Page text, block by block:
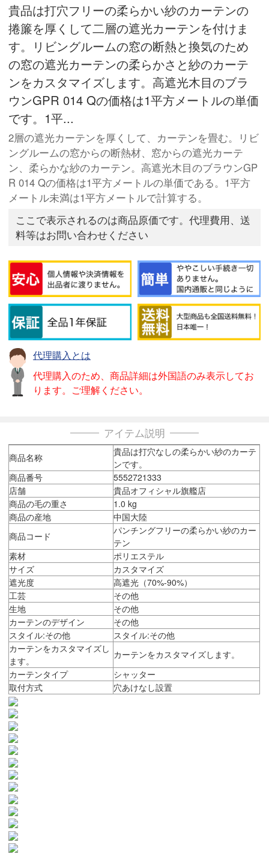
貴品は打穴フリーの柔らかい紗のカーテンの
捲簾を厚くして二層の遮光カーテンを付けま
す。リビングルームの窓の断熱と換気のため
の窓の遮光カーテンの柔らかさと紗のカーテ
ンをカスタマイズします。高遮光木目のブラ
ウンGPR 014 Qの価格は1平方メートルの単価
です。1平...
2層の遮光カーテンを厚くして、カーテンを畳む。リビ
ングルームの窓からの断熱材、窓からの遮光カーテ
ン、柔らかな紗のカーテン。高遮光木目のブラウンGP
R 014 Qの価格は1平方メートルの単価である。1平方
メートル未満は1平方メートルで計算する。
ここで表示されるのは商品原価です。代理費用、送
料等はお問い合わせください
代理購入とは
代理購入のため、商品詳細は外国語のみ表示してお
ります。ご理解ください。
アイテム説明
商品名称
貴品は打穴なしの柔らかい紗のカーテ
ンです。
商品番号
5552721333
店舗
貴品オフィシャル旗艦店
商品の毛の重さ
1.0 kg
商品の産地
中国大陸
商品コード
パンチングフリーの柔らかい紗のカー
テン
素材
ポリエステル
サイズ
カスタマイズ
遮光度
高遮光（70%-90%）
工芸
その他
生地
その他
カーテンのデザイン
その他
スタイル:その他
スタイル:その他
カーテンをカスタマイズし
ます。
カーテンをカスタマイズします。
カーテンタイプ
シャッター
取付方式
穴あけなし設置